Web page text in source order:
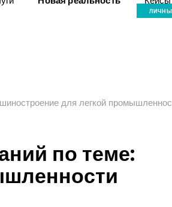
для легкой
по теме: